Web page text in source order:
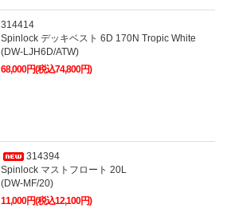
314414
Spinlock デッキベスト 6D 170N Tropic White
(DW-LJH6D/ATW)
68,000円(税込74,800円)
314394
Spinlock マストフロート 20L
(DW-MF/20)
11,000円(税込12,100円)